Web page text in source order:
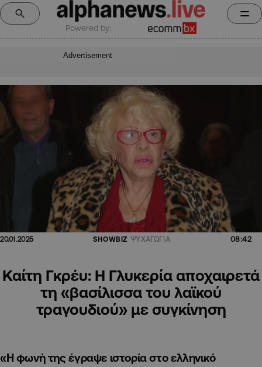
Powered by:
Advertisement
20.01.2025 SHOWBIZ ΨΥΧΑΓΩΓΙΑ 08:42
Καίτη Γκρέυ: Η Γλυκερία αποχαιρετά
τη «βασίλισσα του λαϊκού
τραγουδιού» με συγκίνηση
«Η φωνή της έγραψε ιστορία στο ελληνικό